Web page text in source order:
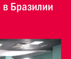
Бразилии